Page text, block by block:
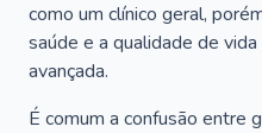
como um clínico geral,
saúde e a qualidade de
avançada.
É comum a confusão entre